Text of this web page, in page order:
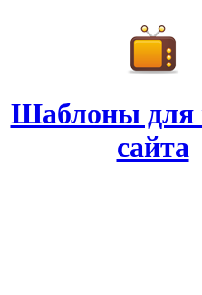
Шаблоны для
сайта